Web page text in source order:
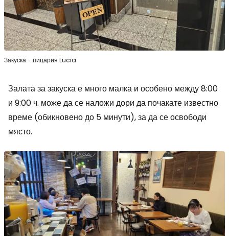
Закуска - пицария Lucia
Залата за закуска е много малка и особено между 8:00
и 9:00 ч. може да се наложи дори да почакате известно
време (обикновено до 5 минути), за да се освободи
място.